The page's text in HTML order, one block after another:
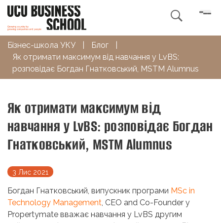

Бізнес-школа УКУ Блог
Як отримати максимум від навчання у LvBS:
розповідає Богдан Гнатковський, MSTM Alumnus
Як отримати максимум від
навчання у LvBS: розповідає Богдан
Гнатковський, MSTM Alumnus
3 Лис 2021
Богдан Гнатковський, ​​випускник програми MSc in
Technology Management, CEO and Co-Founder у
Propertymate вважає навчання у LvBS другим